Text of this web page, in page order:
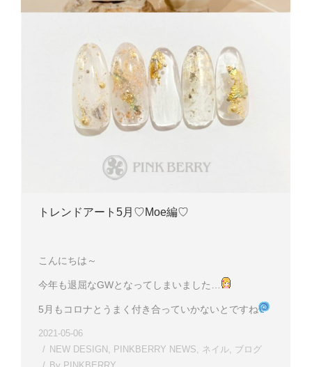
トレンドアート5月♡Moe編♡
こんにちは～
今年も退屈なGWとなってしまいました…
5月もコロナとうまく付き合っていかないとですね
2021-05-06
NEW DESIGN , PINKBERRY NEWS, ネイル, ブログ